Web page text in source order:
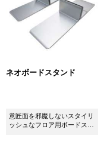
ネオボードスタンド
意匠面を邪魔しないスタイリ
ッシュなフロア用ボードスタ